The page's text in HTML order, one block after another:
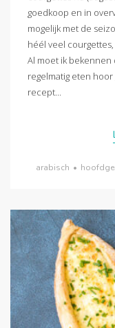
goedkoop en in
mogelijk met de
héél veel
Al moet ik
regelmatig eten hoor
recept...
arabisch •